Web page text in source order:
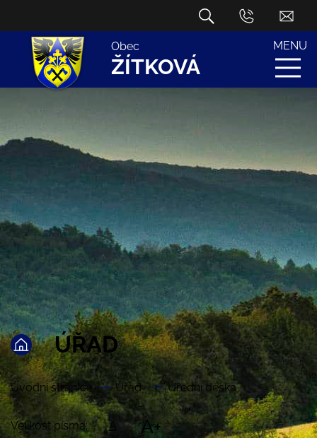
Obec
ŽÍTKOVÁ
MENU
ÚŘAD
Úvodní stránka Úřad Úřední deska
Velikost písma: A A+